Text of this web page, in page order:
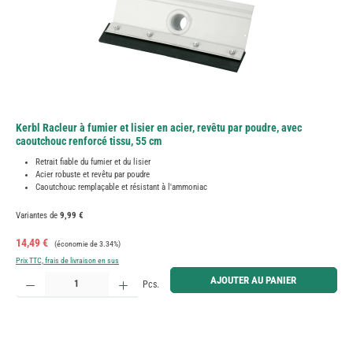
Kerbl Racleur à fumier et lisier en acier, revêtu par poudre, avec
caoutchouc renforcé tissu, 55 cm
Retrait fiable du fumier et du lisier
Acier robuste et revêtu par poudre
Caoutchouc remplaçable et résistant à l'ammoniac
Variantes de 9,99 €
Prix de vente :
14,49 € Prix régulier :
(économie de 3.34%)
Prix TTC, frais de livraison en sus
Quantité de produit : Entrez la quantité souhaitée ou utilisez les boutons pour augmenter ou
Pcs. AJOUTER AU PANIER